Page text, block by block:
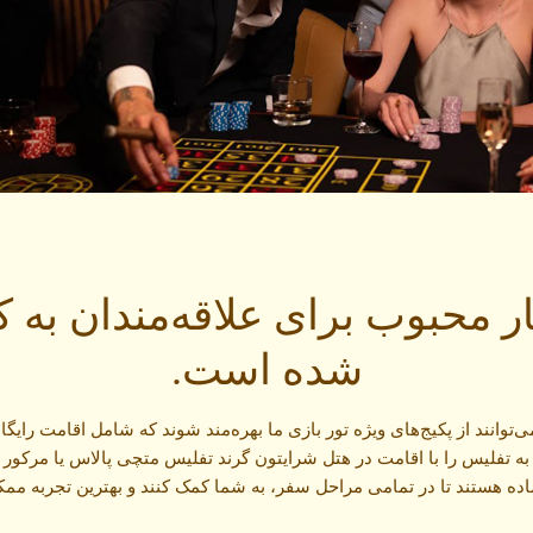
محبوب برای علاقه‌مندان به
شده است.
از پکیج‌های ویژه تور بازی ما بهره‌مند شوند که شامل اقامت
به تفلیس را با اقامت در هتل شرایتون گرند تفلیس متچی پالاس یا
هستند تا در تمامی مراحل سفر، به شما کمک کنند و بهترین تجربه